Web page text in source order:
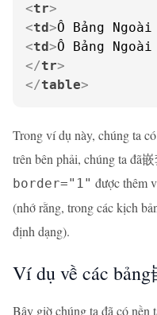
<tr>
<td>Ô Bảng
<td>Ô Bảng
</tr>
</table>
Trong ví dụ này, chúng ta
trên bên phải, chúng ta đã
border="1" được thêm
(nhớ rằng, trong các kịch
định dạng).
Ví dụ về các
Bây giờ chúng ta đã có nền